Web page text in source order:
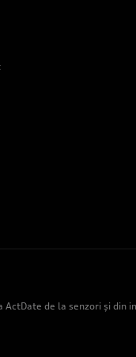
ActDate de la senzori și din